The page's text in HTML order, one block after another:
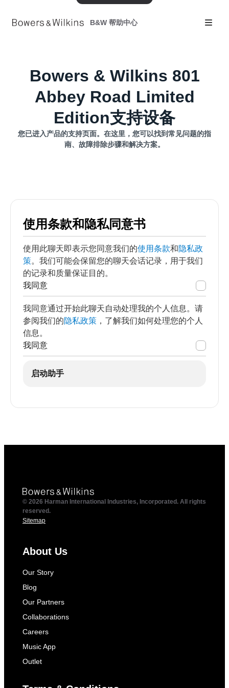
B&W 帮助中心
Bowers & Wilkins 801
Abbey Road Limited
Edition支持设备
您已进入产品的支持页面。在这里，您可以找到常见问题的指
南、故障排除步骤和解决方案。
使用条款和隐私同意书
使用此聊天即表示您同意我们的使用条款和隐私政
策。我们可能会保留您的聊天会话记录，用于我们
的记录和质量保证目的。
我同意
我同意通过开始此聊天自动处理我的个人信息。请
参阅我们的隐私政策 ，了解我们如何处理您的个人
信息。
我同意
启动助手
© 2026 Harman International Industries, Incorporated. All rights
reserved.
Sitemap
About Us
Our Story
Blog
Our Partners
Collaborations
Careers
Music App
Outlet